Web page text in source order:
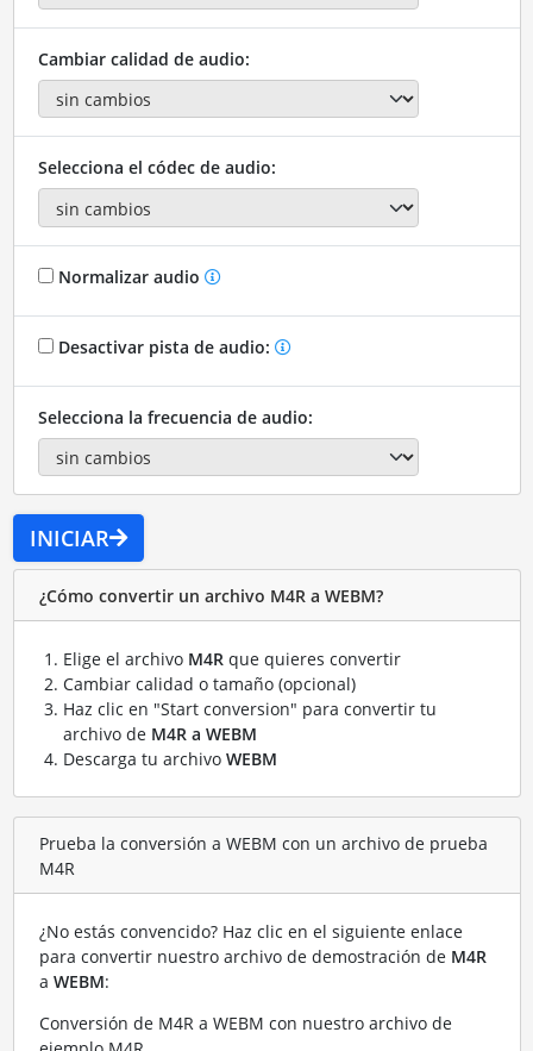
Cambiar calidad de audio:
Selecciona el códec de audio:
Normalizar audio
Desactivar pista de audio:
Selecciona la frecuencia de audio:
INICIAR
¿Cómo convertir un archivo M4R a WEBM?
Elige el archivo M4Rque quieres convertir
Cambiar calidad o tamaño (opcional)
Haz clic en "Start conversion" para convertir tu
archivo de M4R a WEBM
Descarga tu archivo WEBM
Prueba la conversión a WEBM con un archivo de prueba
M4R
¿No estás convencido? Haz clic en el siguiente enlace
para convertir nuestro archivo de demostración de M4R
a WEBM:
Conversión de M4R a WEBM con nuestro archivo de